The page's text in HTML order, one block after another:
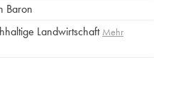
Baron
Landwirtschaft Mehr